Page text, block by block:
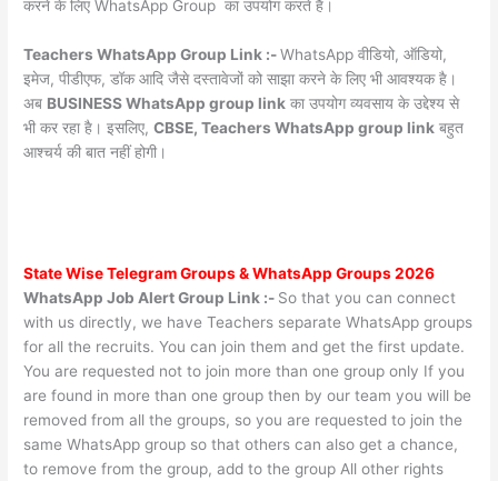
करने के लिए WhatsApp Group का उपयोग करते हैं।
Teachers WhatsApp Group Link :-WhatsApp वीडियो, ऑडियो,
इमेज, पीडीएफ, डॉक आदि जैसे दस्तावेजों को साझा करने के लिए भी आवश्यक है।
अब BUSINESS WhatsApp group link का उपयोग व्यवसाय के उद्देश्य से
भी कर रहा है। इसलिए,CBSE, Teachers WhatsApp group link बहुत
आश्चर्य की बात नहीं होगी।
State WiseTelegram Groups& WhatsApp Groups 2026
WhatsApp Job Alert Group Link :- So that you can connect
with us directly, we have Teachers separate WhatsApp groups
for all the recruits. You can join them and get the first update.
You are requested not to join more than one group only If you
are found in more than one group then by our team you will be
removed from all the groups, so you are requested to join the
same WhatsApp group so that others can also get a chance,
to remove from the group, add to the group All other rights